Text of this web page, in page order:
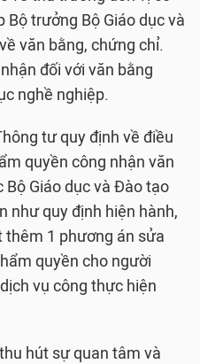
trưởng Bộ Giáo dục và
văn bằng, chứng chỉ.
đối với văn bằng
nghề nghiệp.
tư quy định về điều
quyền công nhận văn
Giáo dục và Đào tạo
như quy định hiện hành,
thêm 1 phương án sửa
quyền cho người
vụ công thực hiện
hút sự quan tâm và